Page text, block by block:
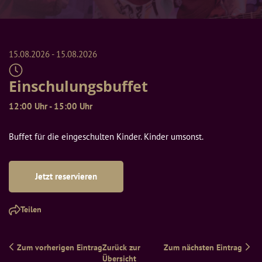
15.08.2026 - 15.08.2026
Einschulungsbuffet
12:00 Uhr - 15:00 Uhr
Buffet für die eingeschulten Kinder. Kinder umsonst.
Jetzt reservieren
Teilen
Zum vorherigen EintragZurück zur
Übersicht
Zum nächsten Eintrag